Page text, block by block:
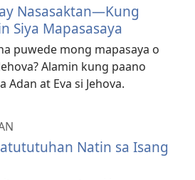
Nasasaktan—Kung
Siya Mapasasaya
puwede mong mapasaya o
Alamin kung paano
Adan at Eva si Jehova.
Natin sa Isang